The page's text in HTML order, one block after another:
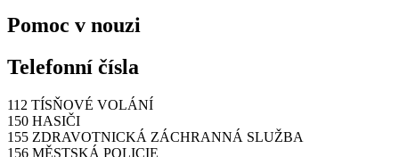
Pomoc v nouzi
Telefonní čísla
112 TÍSŇOVÉ VOLÁNÍ
150 HASIČI
155 ZDRAVOTNICKÁ ZÁCHRANNÁ SLUŽBA
156 MĚSTSKÁ POLICIE